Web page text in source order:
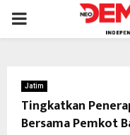
PRIMARY
Jatim
Tingkatkan
Bersama Pemkot